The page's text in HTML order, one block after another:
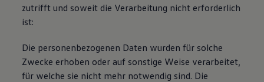
zutrifft und soweit die Verarbeitung nicht erforderlich
ist:
Die personenbezogenen Daten wurden für solche
Zwecke erhoben oder auf sonstige Weise verarbeitet,
für welche sie nicht mehr notwendig sind. Die